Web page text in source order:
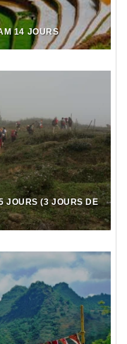
14 JOURS
JOURS (3 JOURS DE